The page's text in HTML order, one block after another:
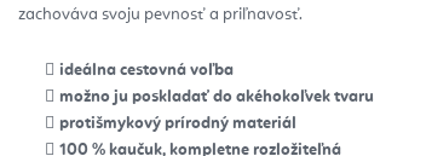
zachováva svoju pevnosť a priľnavosť.
ideálna cestovná voľba
možno ju poskladať do akéhokoľvek tvaru
protišmykový prírodný materiál
100 % kaučuk, kompletne rozložiteľná